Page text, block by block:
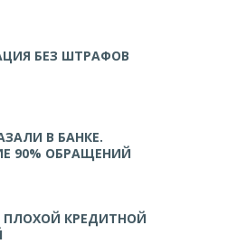
БЕЗ ШТРАФОВ
В БАНКЕ.
90% ОБРАЩЕНИЙ
ПЛОХОЙ КРЕДИТНОЙ